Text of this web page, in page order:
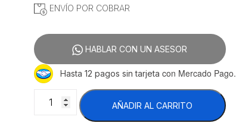
ENVÍO POR COBRAR
HABLAR CON UN ASESOR
Hasta 12 pagos sin tarjeta con Mercado Pago.
RHNVCT-
AÑADIR AL CARRITO